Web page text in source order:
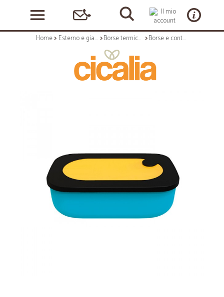
Home Esterno e giardino Borse termiche Borse e contenitori termici: Store&go lunch box con contenitore giallo ocra